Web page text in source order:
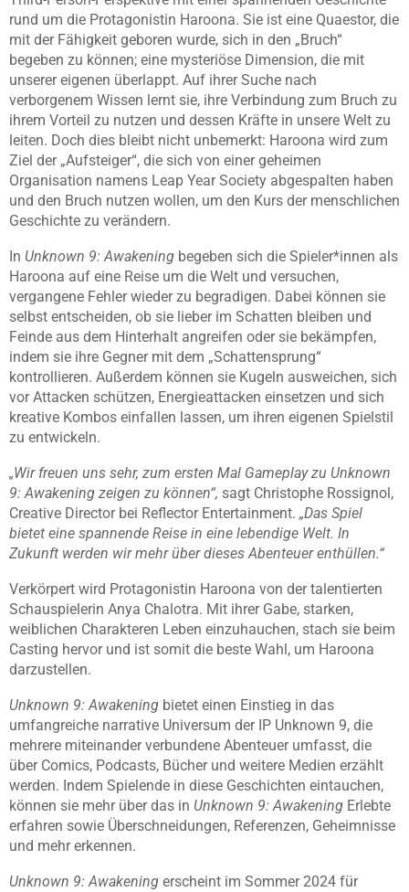
rund um die Protagonistin Haroona. Sie ist eine Quaestor, die
mit der Fähigkeit geboren wurde, sich in den „Bruch“
begeben zu können; eine mysteriöse Dimension, die mit
unserer eigenen überlappt. Auf ihrer Suche nach
verborgenem Wissen lernt sie, ihre Verbindung zum Bruch zu
ihrem Vorteil zu nutzen und dessen Kräfte in unsere Welt zu
leiten. Doch dies bleibt nicht unbemerkt: Haroona wird zum
Ziel der „Aufsteiger“, die sich von einer geheimen
Organisation namens Leap Year Society abgespalten haben
und den Bruch nutzen wollen, um den Kurs der menschlichen
Geschichte zu verändern.
In Unknown 9: Awakening begeben sich die Spieler*innen als
Haroona auf eine Reise um die Welt und versuchen,
vergangene Fehler wieder zu begradigen. Dabei können sie
selbst entscheiden, ob sie lieber im Schatten bleiben und
Feinde aus dem Hinterhalt angreifen oder sie bekämpfen,
indem sie ihre Gegner mit dem „Schattensprung“
kontrollieren. Außerdem können sie Kugeln ausweichen, sich
vor Attacken schützen, Energieattacken einsetzen und sich
kreative Kombos einfallen lassen, um ihren eigenen Spielstil
zu entwickeln.
„Wir freuen uns sehr, zum ersten Mal Gameplay zu Unknown
9: Awakening zeigen zu können“, sagt Christophe Rossignol,
Creative Director bei Reflector Entertainment. „Das Spiel
bietet eine spannende Reise in eine lebendige Welt. In
Zukunft werden wir mehr über dieses Abenteuer enthüllen.“
Verkörpert wird Protagonistin Haroona von der talentierten
Schauspielerin Anya Chalotra. Mit ihrer Gabe, starken,
weiblichen Charakteren Leben einzuhauchen, stach sie beim
Casting hervor und ist somit die beste Wahl, um Haroona
darzustellen.
Unknown 9: Awakening bietet einen Einstieg in das
umfangreiche narrative Universum der IP Unknown 9, die
mehrere miteinander verbundene Abenteuer umfasst, die
über Comics, Podcasts, Bücher und weitere Medien erzählt
werden. Indem Spielende in diese Geschichten eintauchen,
können sie mehr über das in Unknown 9: Awakening Erlebte
erfahren sowie Überschneidungen, Referenzen, Geheimnisse
und mehr erkennen.
Unknown 9: Awakening erscheint im Sommer 2024 für